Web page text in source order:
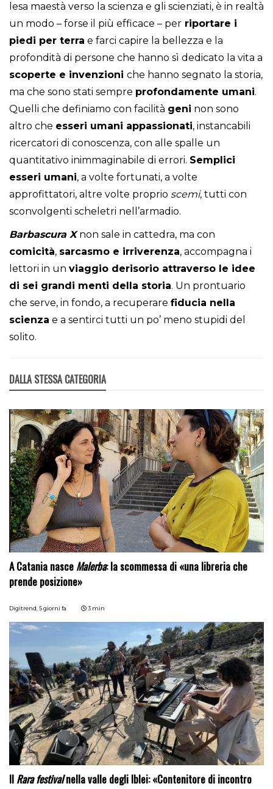
lesa maestà verso la scienza e gli scienziati, è in realtà
un modo – forse il più efficace – per riportare i
piedi per terra e farci capire la bellezza e la
profondità di persone che hanno sì dedicato la vita a
scoperte e invenzioni che hanno segnato la storia,
ma che sono stati sempre profondamente umani.
Quelli che definiamo con facilità geni non sono
altro che esseri umani appassionati, instancabili
ricercatori di conoscenza, con alle spalle un
quantitativo inimmaginabile di errori. Semplici
esseri umani, a volte fortunati, a volte
approfittatori, altre volte proprio scemi, tutti con
sconvolgenti scheletri nell’armadio.
Barbascura Xnon sale in cattedra, ma con
comicità, sarcasmo e irriverenza, accompagna i
lettori in un viaggio derisorio attraverso le idee
di sei grandi menti della storia. Un prontuario
che serve, in fondo, a recuperare fiducia nella
scienza e a sentirci tutti un po’ meno stupidi del
solito.
DALLA STESSA CATEGORIA
A Catania nasce Malerba: la scommessa di «una libreria che
prende posizione»
Digitrend,5 giorni fa 3 min
Il Rara festivalnella valle degli Iblei: «Contenitore di incontro